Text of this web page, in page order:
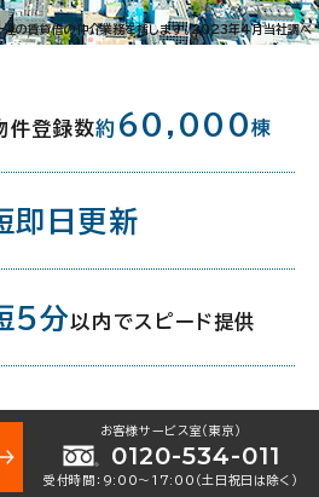
8分
連の賃貸借の仲介業務を指します。2023年4月当社調べ
件登録数約 60,000棟
即日更新
5分 以内でスピード提供
お客様サービス室（東京）
0120-534-011
受付時間：9:00〜17:00（土日祝日は除く）